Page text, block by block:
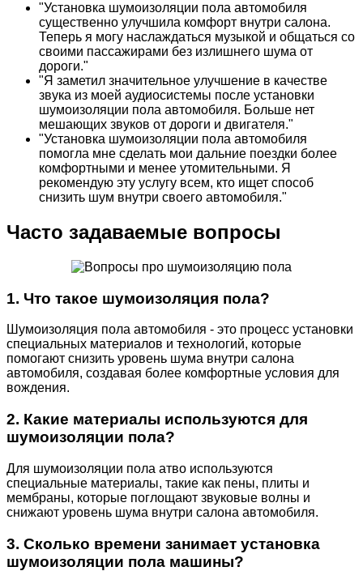
"Установка шумоизоляции пола автомобиля
существенно улучшила комфорт внутри салона.
Теперь я могу наслаждаться музыкой и общаться со
своими пассажирами без излишнего шума от
дороги."
"Я заметил значительное улучшение в качестве
звука из моей аудиосистемы после установки
шумоизоляции пола автомобиля. Больше нет
мешающих звуков от дороги и двигателя."
"Установка шумоизоляции пола автомобиля
помогла мне сделать мои дальние поездки более
комфортными и менее утомительными. Я
рекомендую эту услугу всем, кто ищет способ
снизить шум внутри своего автомобиля."
Часто задаваемые вопросы
1. Что такое шумоизоляция пола?
Шумоизоляция пола автомобиля - это процесс установки
специальных материалов и технологий, которые
помогают снизить уровень шума внутри салона
автомобиля, создавая более комфортные условия для
вождения.
2. Какие материалы используются для
шумоизоляции пола?
Для шумоизоляции пола атво используются
специальные материалы, такие как пены, плиты и
мембраны, которые поглощают звуковые волны и
снижают уровень шума внутри салона автомобиля.
3. Сколько времени занимает установка
шумоизоляции пола машины?